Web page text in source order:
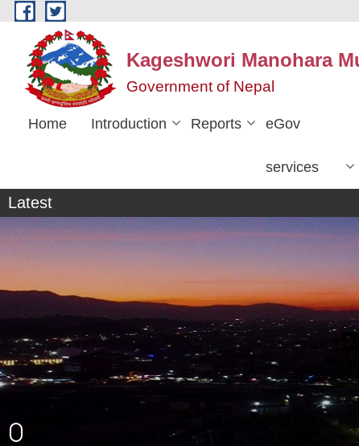
Skip to main content
Kageshwori Manohara
Government of Nepal
Home Introduction Reports eGov
services
Latest
व्यक्तिगत घटना दर्ता सप्ताह